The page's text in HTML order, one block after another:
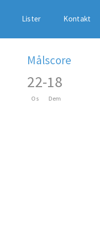
Lister Kontakt
Målscore
22
Os
-18
Dem